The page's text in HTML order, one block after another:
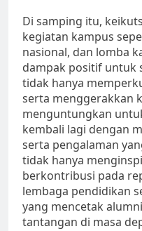
Di samping itu,
kegiatan kampus
nasional, dan lomba
dampak positif untuk
tidak hanya
serta menggerakkan
menguntungkan
kembali lagi dengan
serta pengalaman
tidak hanya
berkontribusi pada
lembaga pendidikan
yang mencetak
tantangan di masa